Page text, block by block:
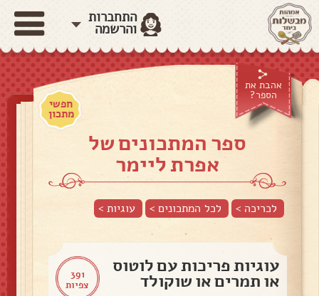
התחברות
והרשמה
אהבת את
הספר?
חפשי
מתכון
ספר המתכונים של
אפרת ליימר
לכריכה > לכל המתכונים > עוגיות>
391
צפיות
עוגיות פריכות עם לוטוס
או תמרים או שוקולד